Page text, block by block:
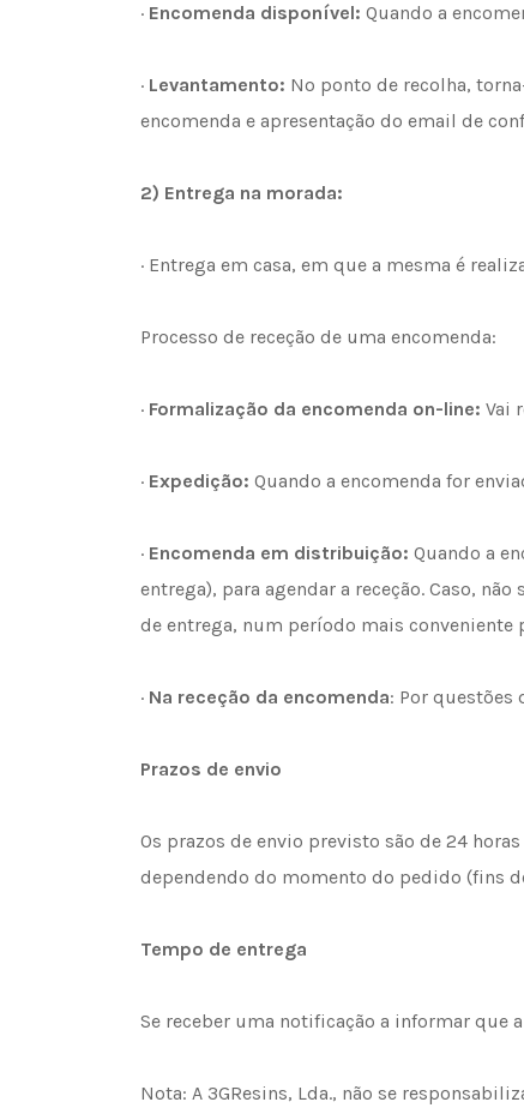
· Encomenda disponível: Quando a
· Levantamento: No ponto de recolha,
encomenda e apresentação do email de
2) Entrega na morada:
· Entrega em casa, em que a mesma é
Processo de receção de uma encomenda:
· Formalização da encomenda on-line: Vai
· Expedição: Quando a encomenda for
· Encomenda em distribuição: Quando a
entrega), para agendar a receção. Caso,
de entrega, num período mais conveniente
· Na receção da encomenda: Por questões
Prazos de envio
Os prazos de envio previsto são de 24
dependendo do momento do pedido (fins
Tempo de entrega
Se receber uma notificação a informar que
Nota: A 3GResins, Lda., não se